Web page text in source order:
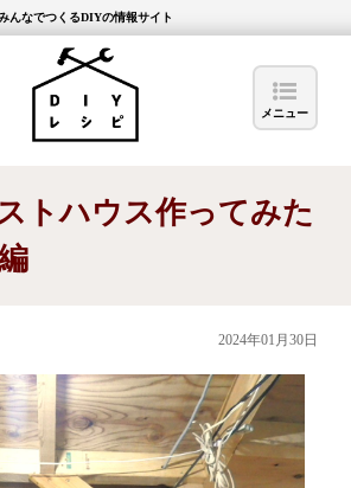
んなでつくるDIYの情報サイト
メニュー
トハウス作ってみた
2024年01月30日